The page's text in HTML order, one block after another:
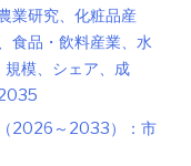
業研究、化粧品産
食品・飲料産業、水
模、シェア、成
2026～2033）：市